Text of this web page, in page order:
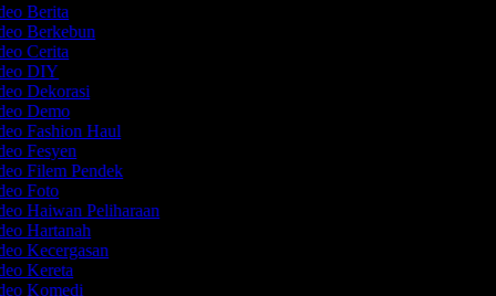
Berita
Berkebun
Cerita
DIY
Dekorasi
Demo
Fashion Haul
Fesyen
Filem Pendek
Foto
Haiwan Peliharaan
Hartanah
Kecergasan
Kereta
Komedi